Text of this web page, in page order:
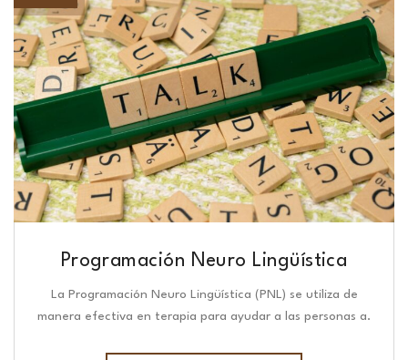
Programación Neuro Lingüística​
La Programación Neuro Lingüística (PNL) se utiliza de
manera efectiva en terapia para ayudar a las personas a.